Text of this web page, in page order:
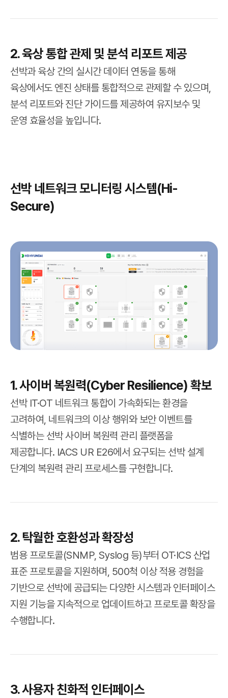
2. 육상 통합 관제 및 분석 리포트 제공
선박과 육상 간의 실시간 데이터 연동을 통해
육상에서도 엔진 상태를 통합적으로 관제할 수 있으며,
분석 리포트와 진단 가이드를 제공하여 유지보수 및
운영 효율성을 높입니다.
선박 네트워크 모니터링 시스템(Hi-
Secure)
1. 사이버 복원력(Cyber Resilience) 확보
선박 IT·OT 네트워크 통합이 가속화되는 환경을
고려하여, 네트워크의 이상 행위와 보안 이벤트를
식별하는 선박 사이버 복원력 관리 플랫폼을
제공합니다. IACS UR E26에서 요구되는 선박 설계
단계의 복원력 관리 프로세스를 구현합니다.
2. 탁월한 호환성과 확장성
범용 프로토콜(SNMP, Syslog 등)부터 OT·ICS 산업
표준 프로토콜을 지원하며, 500척 이상 적용 경험을
기반으로 선박에 공급되는 다양한 시스템과 인터페이스
지원 기능을 지속적으로 업데이트하고 프로토콜 확장을
수행합니다.
3. 사용자 친화적 인터페이스